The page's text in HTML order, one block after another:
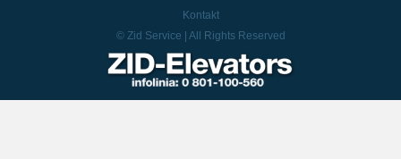
Kontakt
© Zid Service | All Rights Reserved